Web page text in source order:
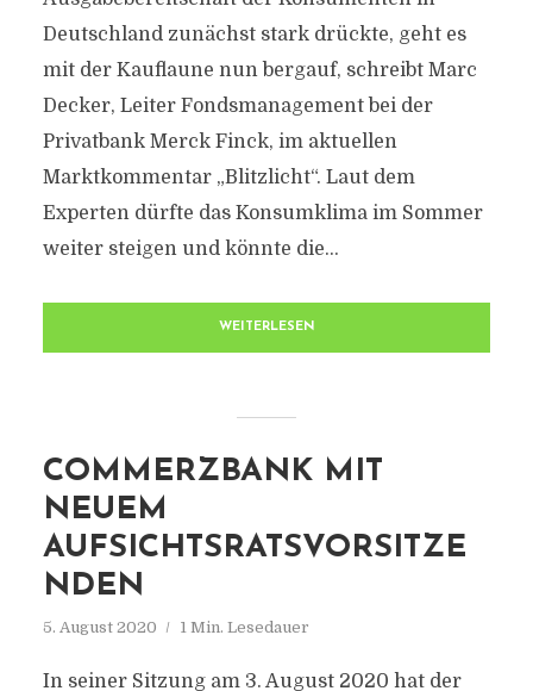
Deutschland zunächst stark drückte, geht es
mit der Kauflaune nun bergauf, schreibt Marc
Decker, Leiter Fondsmanagement bei der
Privatbank Merck Finck, im aktuellen
Marktkommentar „Blitzlicht“. Laut dem
Experten dürfte das Konsumklima im Sommer
weiter steigen und könnte die...
WEITERLESEN
COMMERZBANK MIT
NEUEM
AUFSICHTSRATSVORSITZE
NDEN
5. August 2020 1 Min. Lesedauer
In seiner Sitzung am 3. August 2020 hat der